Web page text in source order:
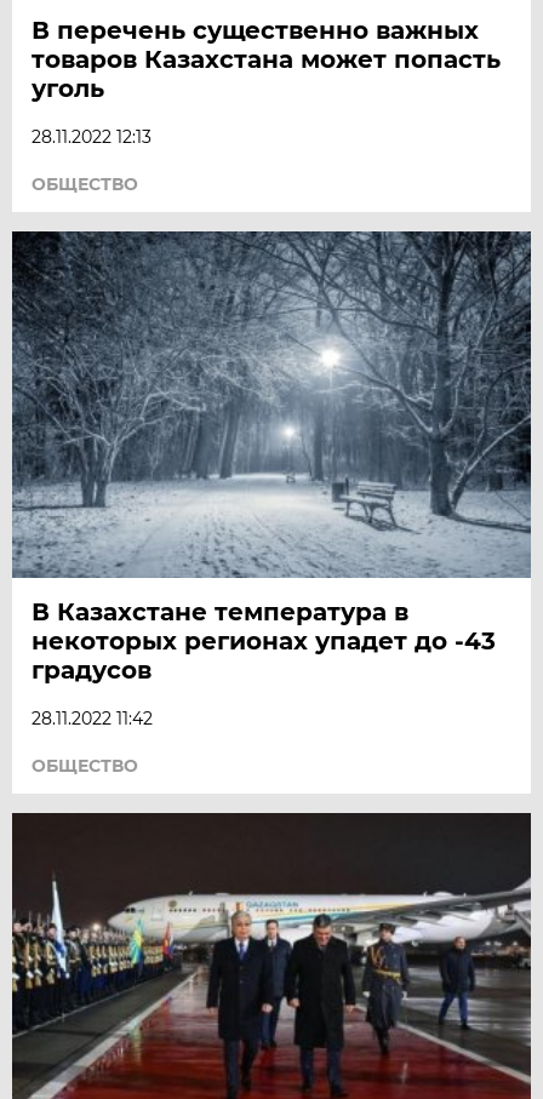
В перечень существенно важных
товаров Казахстана может попасть
уголь
28.11.2022 12:13
ОБЩЕСТВО
В Казахстане температура в
некоторых регионах упадет до -43
градусов
28.11.2022 11:42
ОБЩЕСТВО